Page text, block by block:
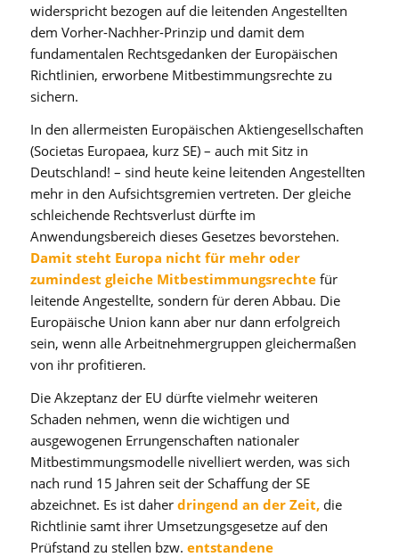
widerspricht bezogen auf die leitenden Angestellten
dem Vorher-Nachher-Prinzip und damit dem
fundamentalen Rechtsgedanken der Europäischen
Richtlinien, erworbene Mitbestimmungsrechte zu
sichern.
In den allermeisten Europäischen Aktiengesellschaften
(Societas Europaea, kurz SE) – auch mit Sitz in
Deutschland! – sind heute keine leitenden Angestellten
mehr in den Aufsichtsgremien vertreten. Der gleiche
schleichende Rechtsverlust dürfte im
Anwendungsbereich dieses Gesetzes bevorstehen.
Damit steht Europa nicht für mehr oder
zumindest gleiche Mitbestimmungsrechtefür
leitende Angestellte, sondern für deren Abbau. Die
Europäische Union kann aber nur dann erfolgreich
sein, wenn alle Arbeitnehmergruppen gleichermaßen
von ihr profitieren.
Die Akzeptanz der EU dürfte vielmehr weiteren
Schaden nehmen, wenn die wichtigen und
ausgewogenen Errungenschaften nationaler
Mitbestimmungsmodelle nivelliert werden, was sich
nach rund 15 Jahren seit der Schaffung der SE
abzeichnet. Es ist daher dringend an der Zeit,die
Richtlinie samt ihrer Umsetzungsgesetze auf den
Prüfstand zu stellen bzw. entstandene